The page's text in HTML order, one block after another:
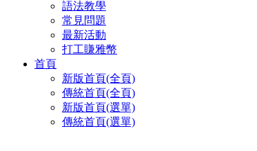
語法教學
常見問題
最新活動
打工賺雅幣
首頁
新版首頁(全頁)
傳統首頁(全頁)
新版首頁(選單)
傳統首頁(選單)